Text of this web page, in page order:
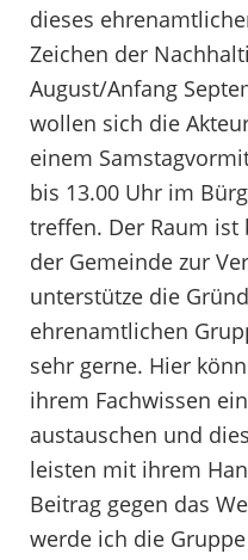
dieses
Zeichen der
August/Anfang
wollen sich die
einem
bis 13.00 Uhr im
treffen. Der Raum
der Gemeinde zur
unterstütze die
ehrenamtlichen
sehr gerne. Hier
ihrem Fachwissen
austauschen und
leisten mit ihrem
Beitrag gegen das
werde ich die